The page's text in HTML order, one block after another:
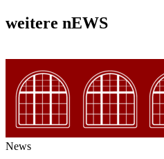
weitere nEWS
News